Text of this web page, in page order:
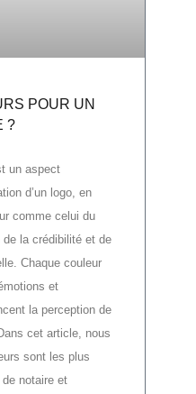
POUR UN
?
un aspect
d’un logo, en
comme celui du
la crédibilité et de
Chaque couleur
et
la perception de
cet article, nous
sont les plus
notaire et